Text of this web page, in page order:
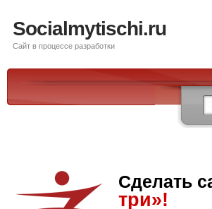
Socialmytischi.ru
Сайт в процессе разработки
Сделать
три»!